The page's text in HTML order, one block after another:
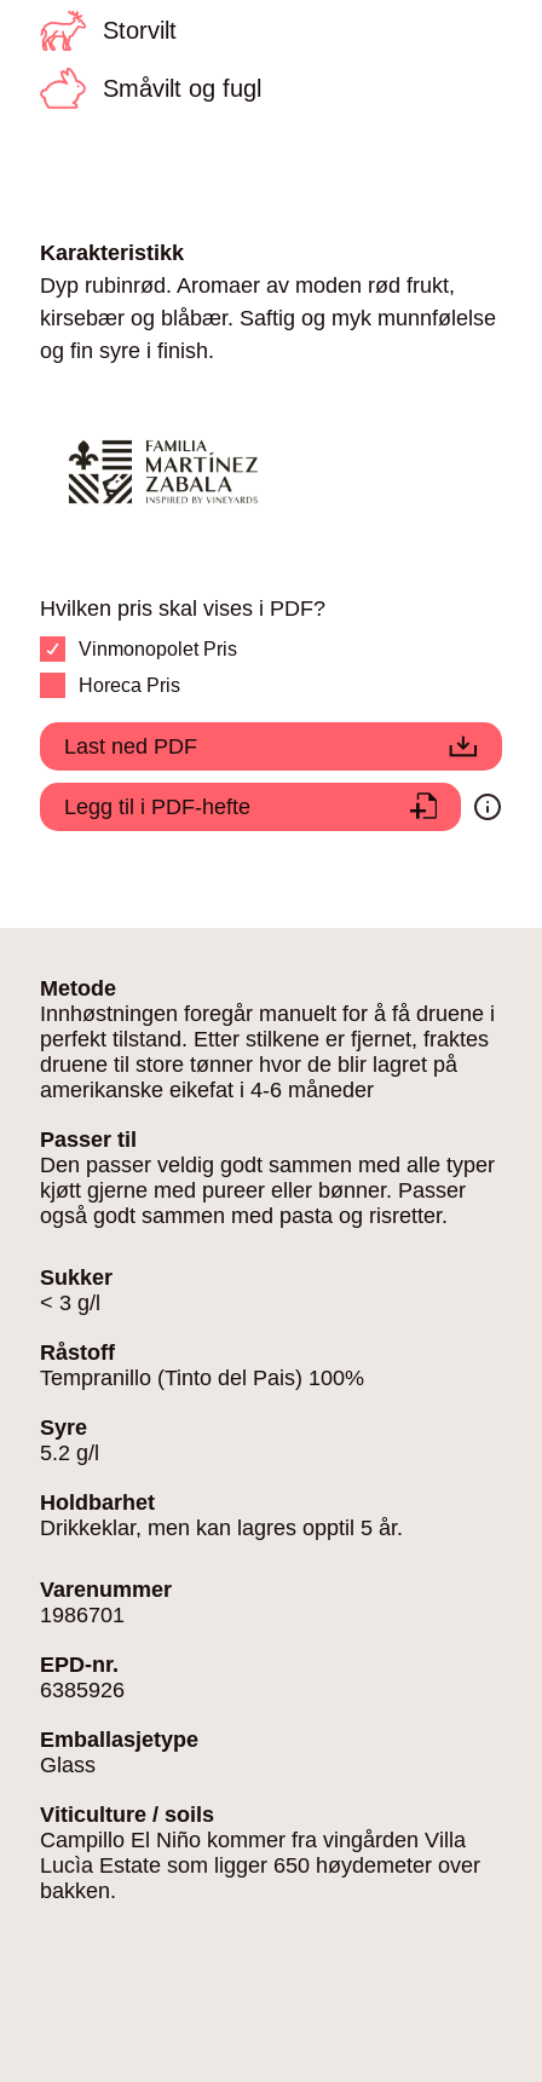
Storvilt
Småvilt og fugl
Karakteristikk
Dyp rubinrød. Aromaer av moden rød frukt,
kirsebær og blåbær. Saftig og myk munnfølelse
og fin syre i finish.
Hvilken pris skal vises i PDF?
Vinmonopolet Pris
Horeca Pris
Last ned PDF
Legg til i PDF-hefte
Metode
Innhøstningen foregår manuelt for å få druene i
perfekt tilstand. Etter stilkene er fjernet, fraktes
druene til store tønner hvor de blir lagret på
amerikanske eikefat i 4-6 måneder
Passer til
Den passer veldig godt sammen med alle typer
kjøtt gjerne med pureer eller bønner. Passer
også godt sammen med pasta og risretter.
Sukker
< 3 g/l
Råstoff
Tempranillo (Tinto del Pais) 100%
Syre
5.2 g/l
Holdbarhet
Drikkeklar, men kan lagres opptil 5 år.
Varenummer
1986701
EPD-nr.
6385926
Emballasjetype
Glass
Viticulture / soils
Campillo El Niño kommer fra vingården Villa
Lucìa Estate som ligger 650 høydemeter over
bakken.